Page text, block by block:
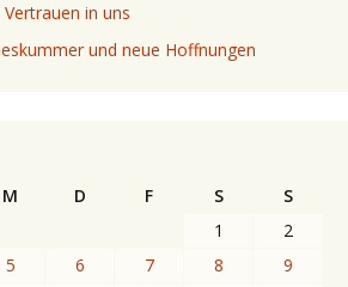
in uns
und neue Hoffnungen
M D F S
S
1
2
5 6 7 8
9